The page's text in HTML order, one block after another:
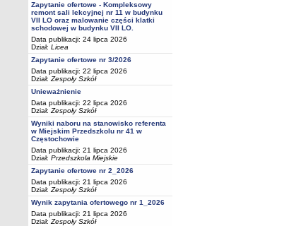
Zapytanie ofertowe - Kompleksowy
remont sali lekcyjnej nr 11 w budynku
VII LO oraz malowanie części klatki
schodowej w budynku VII LO.
Data publikacji: 24 lipca 2026
Dział: Licea
Zapytanie ofertowe nr 3/2026
Data publikacji: 22 lipca 2026
Dział: Zespoły Szkół
Unieważnienie
Data publikacji: 22 lipca 2026
Dział: Zespoły Szkół
Wyniki naboru na stanowisko referenta
w Miejskim Przedszkolu nr 41 w
Częstochowie
Data publikacji: 21 lipca 2026
Dział: Przedszkola Miejskie
Zapytanie ofertowe nr 2_2026
Data publikacji: 21 lipca 2026
Dział: Zespoły Szkół
Wynik zapytania ofertowego nr 1_2026
Data publikacji: 21 lipca 2026
Dział: Zespoły Szkół